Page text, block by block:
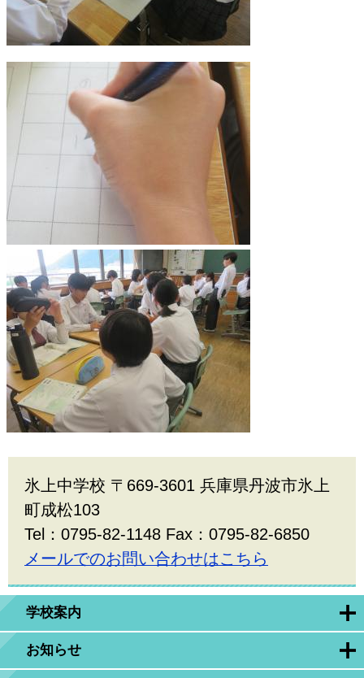
学校案内
お知らせ
氷上中学校 〒669-3601 兵庫県丹波市氷上
町成松103
Tel：0795-82-1148 Fax：0795-82-6850
メールでのお問い合わせはこちら